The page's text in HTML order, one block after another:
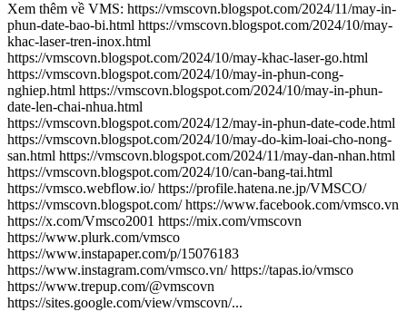
Xem thêm về VMS: https://vmscovn.blogspot.com/2024/11/may-in-
phun-date-bao-bi.html https://vmscovn.blogspot.com/2024/10/may-
khac-laser-tren-inox.html
https://vmscovn.blogspot.com/2024/10/may-khac-laser-go.html
https://vmscovn.blogspot.com/2024/10/may-in-phun-cong-
nghiep.html https://vmscovn.blogspot.com/2024/10/may-in-phun-
date-len-chai-nhua.html
https://vmscovn.blogspot.com/2024/12/may-in-phun-date-code.html
https://vmscovn.blogspot.com/2024/10/may-do-kim-loai-cho-nong-
san.html https://vmscovn.blogspot.com/2024/11/may-dan-nhan.html
https://vmscovn.blogspot.com/2024/10/can-bang-tai.html
https://vmsco.webflow.io/ https://profile.hatena.ne.jp/VMSCO/
https://vmscovn.blogspot.com/ https://www.facebook.com/vmsco.vn
https://x.com/Vmsco2001 https://mix.com/vmscovn
https://www.plurk.com/vmsco
https://www.instapaper.com/p/15076183
https://www.instagram.com/vmsco.vn/ https://tapas.io/vmsco
https://www.trepup.com/@vmscovn
https://sites.google.com/view/vmscovn/...